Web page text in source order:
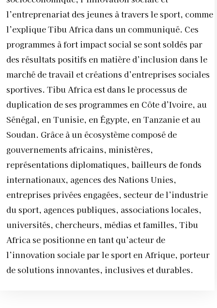
l’entreprenariat des jeunes à travers le sport, comme
l’explique Tibu Africa dans un communiqué. Ces
programmes à fort impact social se sont soldés par
des résultats positifs en matière d’inclusion dans le
marché de travail et créations d’entreprises sociales
sportives. Tibu Africa est dans le processus de
duplication de ses programmes en Côte d’Ivoire, au
Sénégal, en Tunisie, en Égypte, en Tanzanie et au
Soudan. Grâce à un écosystème composé de
gouvernements africains, ministères,
représentations diplomatiques, bailleurs de fonds
internationaux, agences des Nations Unies,
entreprises privées engagées, secteur de l’industrie
du sport, agences publiques, associations locales,
universités, chercheurs, médias et familles, Tibu
Africa se positionne en tant qu’acteur de
l’innovation sociale par le sport en Afrique, porteur
de solutions innovantes, inclusives et durables.